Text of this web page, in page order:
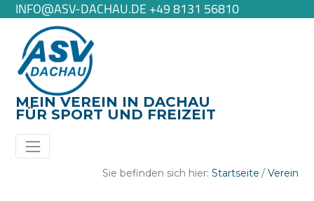
INFO@ASV-DACHAU.DE +49 8131 56810
MEIN VEREIN IN DACHAU
FÜR SPORT UND FREIZEIT
Sie befinden sich hier:Startseite Verein